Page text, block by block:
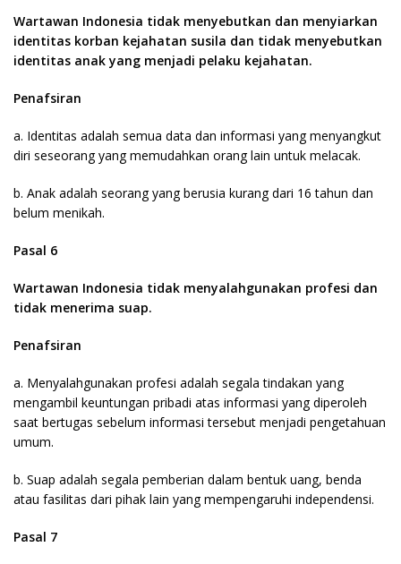
Wartawan Indonesia tidak menyebutkan dan menyiarkan
identitas korban kejahatan susila dan tidak menyebutkan
identitas anak yang menjadi pelaku kejahatan.
Penafsiran
a. Identitas adalah semua data dan informasi yang menyangkut
diri seseorang yang memudahkan orang lain untuk melacak.
b. Anak adalah seorang yang berusia kurang dari 16 tahun dan
belum menikah.
Pasal 6
Wartawan Indonesia tidak menyalahgunakan profesi dan
tidak menerima suap.
Penafsiran
a. Menyalahgunakan profesi adalah segala tindakan yang
mengambil keuntungan pribadi atas informasi yang diperoleh
saat bertugas sebelum informasi tersebut menjadi pengetahuan
umum.
b. Suap adalah segala pemberian dalam bentuk uang, benda
atau fasilitas dari pihak lain yang mempengaruhi independensi.
Pasal 7